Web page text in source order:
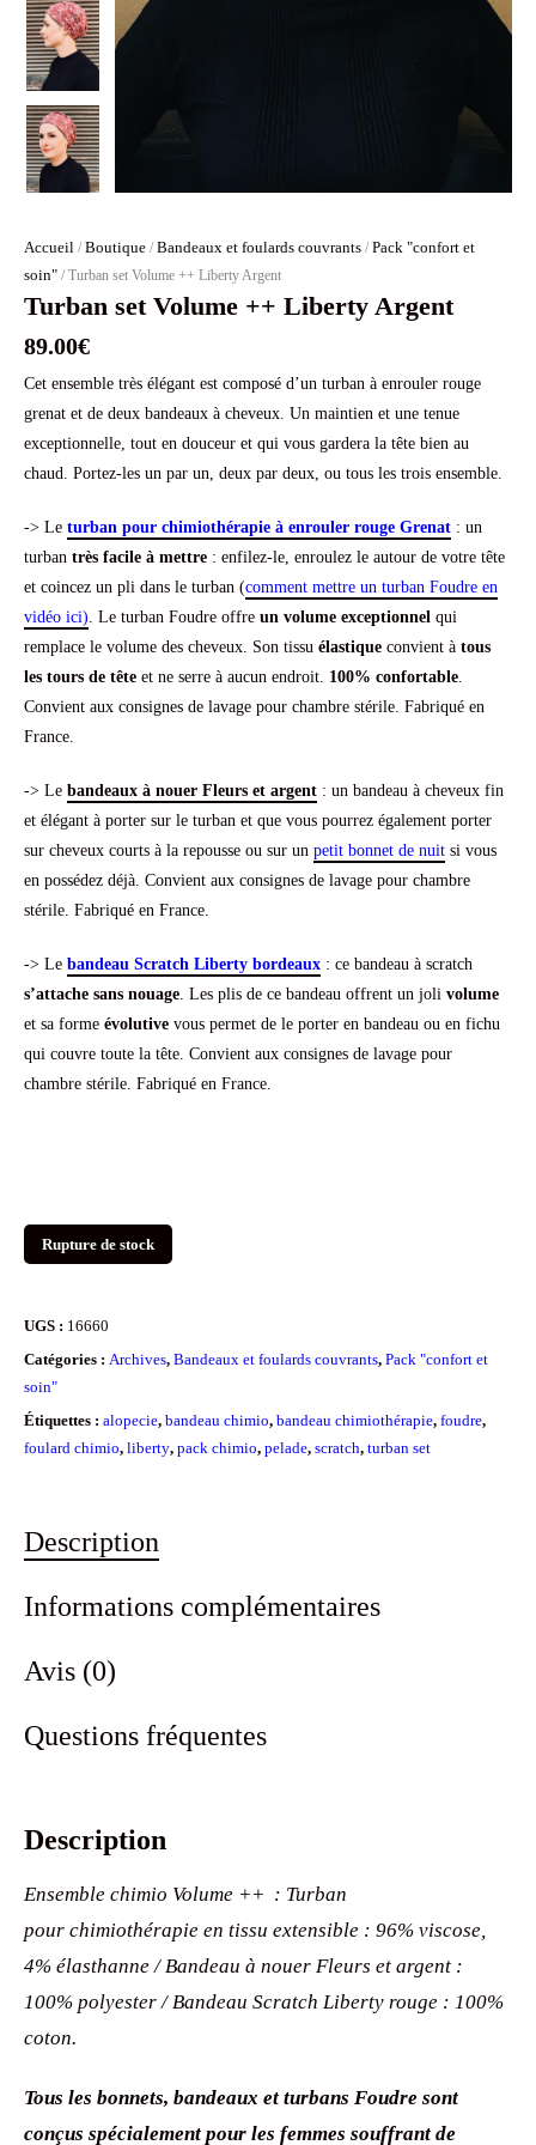
Accueil / Boutique / Bandeaux et foulards couvrants / Pack "confort et
soin" / Turban set Volume ++ Liberty Argent
Turban set Volume ++ Liberty Argent
89.00€
Cet ensemble très élégant est composé d’un turban à enrouler rouge
grenat et de deux bandeaux à cheveux. Un maintien et une tenue
exceptionnelle, tout en douceur et qui vous gardera la tête bien au
chaud. Portez-les un par un, deux par deux, ou tous les trois ensemble.
-> Le turban pour chimiothérapie à enrouler rouge Grenat : un
turban très facile à mettre : enfilez-le, enroulez le autour de votre tête
et coincez un pli dans le turban (comment mettre un turban Foudre en
vidéo ici). Le turban Foudre offre un volume exceptionnel qui
remplace le volume des cheveux. Son tissu élastique convient à tous
les tours de tête et ne serre à aucun endroit. 100% confortable.
Convient aux consignes de lavage pour chambre stérile. Fabriqué en
France.
-> Le bandeaux à nouer Fleurs et argent : un bandeau à cheveux fin
et élégant à porter sur le turban et que vous pourrez également porter
sur cheveux courts à la repousse ou sur un petit bonnet de nuit si vous
en possédez déjà. Convient aux consignes de lavage pour chambre
stérile. Fabriqué en France.
-> Le bandeau Scratch Liberty bordeaux : ce bandeau à scratch
s’attache sans nouage. Les plis de ce bandeau offrent un joli volume
et sa forme évolutive vous permet de le porter en bandeau ou en fichu
qui couvre toute la tête. Convient aux consignes de lavage pour
chambre stérile. Fabriqué en France.
Rupture de stock
UGS : 16660
Catégories : Archives, Bandeaux et foulards couvrants, Pack "confort et
soin"
Étiquettes : alopecie, bandeau chimio, bandeau chimiothérapie, foudre,
foulard chimio, liberty, pack chimio, pelade, scratch, turban set
Description
Informations complémentaires
Avis (0)
Questions fréquentes
Description
Ensemble chimio Volume ++ : Turban
pour chimiothérapie en tissu extensible : 96% viscose,
4% élasthanne / Bandeau à nouer Fleurs et argent :
100% polyester / Bandeau Scratch Liberty rouge : 100%
coton.
Tous les bonnets, bandeaux et turbans Foudre sont
conçus spécialement pour les femmes souffrant de